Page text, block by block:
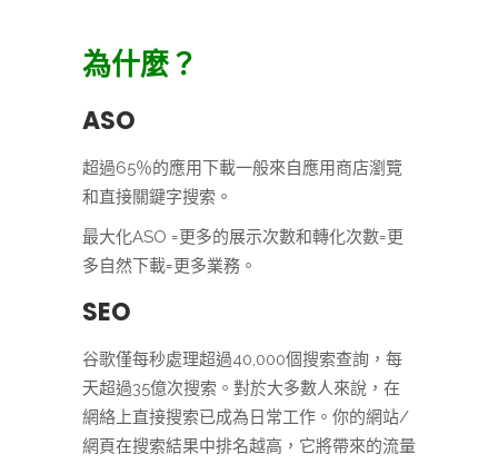
為什麼？
ASO
超過65％的應用下載一般來自應用商店瀏覽
和直接關鍵字搜索。
最大化ASO =更多的展示次數和轉化次數=更
多自然下載=更多業務。
SEO
谷歌僅每秒處理超過40,000個搜索查詢，每
天超過35億次搜索。對於大多數人來說，在
網絡上直接搜索已成為日常工作。你的網站/
網頁在搜索結果中排名越高，它將帶來的流量